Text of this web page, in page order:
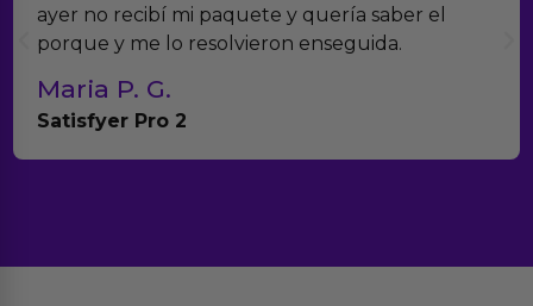
muchísimos productos y han sido super atentos
con el seguimiento del pedido.
Teresa y Diego
Anna Huevo Vibrador